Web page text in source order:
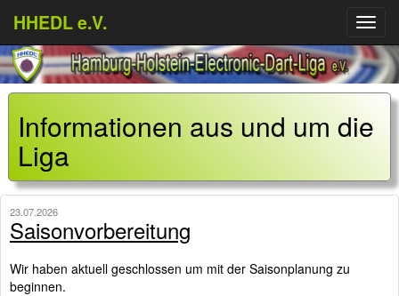
HHEDL e.V.
Menü
Informationen aus und um die
Liga
23.07.2026
Saisonvorbereitung
Wir haben aktuell geschlossen um mit der Saisonplanung zu
beginnen.